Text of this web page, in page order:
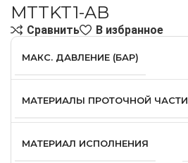
MTTKT1-AB
Сравнить В избранное
МАКС. ДАВЛЕНИЕ (БАР)
МАТЕРИАЛЫ ПРОТОЧНОЙ ЧАСТИ
МАТЕРИАЛ ИСПОЛНЕНИЯ